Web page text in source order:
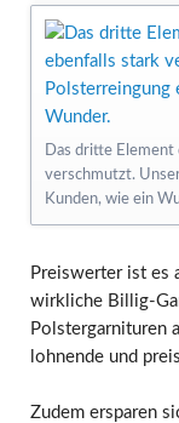
Das dritte
verschmutzt.
Kunden, wie ein
Preiswerter ist es
wirkliche Billig-
Polstergarnituren
lohnende und
Zudem ersparen